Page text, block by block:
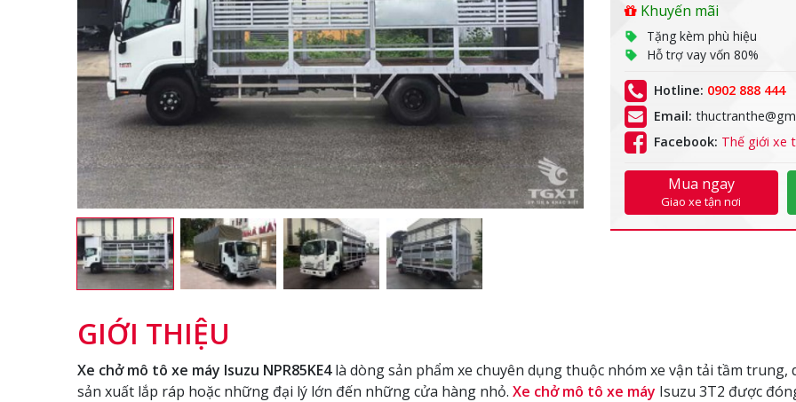
Khuyến mãi
Tặng kèm phù hiệu
Hỗ trợ vay vốn 80%
Hotline: 0902 888 444
Email:
Facebook: Thế giới xe
Mua ngay
Giao xe tận nơi
GIỚI THIỆU
Xe chở mô tô xe máy Isuzu NPR85KE4 là dòng sản phẩm xe chuyên dụng thuộc nhóm xe vận tải tầm
sản xuất lắp ráp hoặc những đại lý lớn đến những cửa hàng nhỏ. Xe chở mô tô xe máy Isuzu 3T2 được